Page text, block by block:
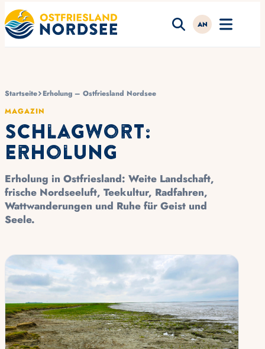
AN
Startseite Erholung – Ostfriesland Nordsee
MAGAZIN
Schlagwort:
Erholung
Erholung in Ostfriesland: Weite Landschaft,
frische Nordseeluft, Teekultur, Radfahren,
Wattwanderungen und Ruhe für Geist und
Seele.